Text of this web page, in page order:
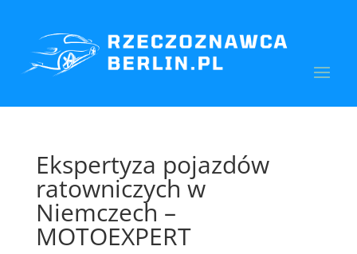
Ekspertyza pojazdów
ratowniczych w
Niemczech –
MOTOEXPERT